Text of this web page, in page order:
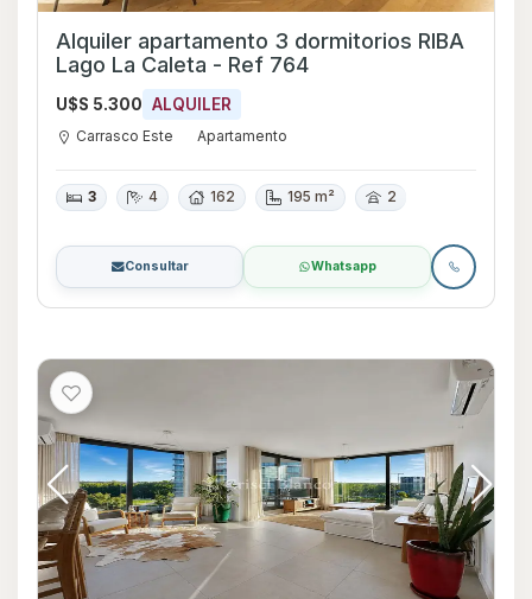
Alquiler apartamento 3 dormitorios RIBA
Lago La Caleta - Ref 764
U$S 5.300 ALQUILER
Carrasco Este Apartamento
3 4 162 195 m² 2
Consultar Whatsapp